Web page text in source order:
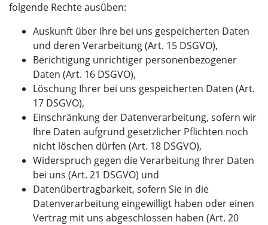
folgende Rechte ausüben:
Auskunft über Ihre bei uns gespeicherten Daten
und deren Verarbeitung (Art. 15 DSGVO),
Berichtigung unrichtiger personenbezogener
Daten (Art. 16 DSGVO),
Löschung Ihrer bei uns gespeicherten Daten (Art.
17 DSGVO),
Einschränkung der Datenverarbeitung, sofern wir
Ihre Daten aufgrund gesetzlicher Pflichten noch
nicht löschen dürfen (Art. 18 DSGVO),
Widerspruch gegen die Verarbeitung Ihrer Daten
bei uns (Art. 21 DSGVO) und
Datenübertragbarkeit, sofern Sie in die
Datenverarbeitung eingewilligt haben oder einen
Vertrag mit uns abgeschlossen haben (Art. 20